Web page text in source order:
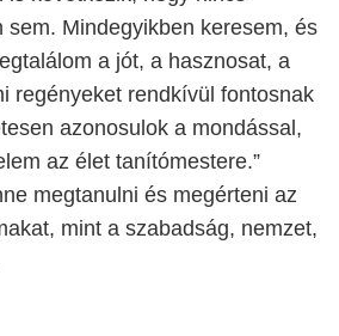
sem. Mindegyikben keresem, és
a jót, a hasznosat, a
regényeket rendkívül fontosnak
azonosulok a mondással,
az élet tanítómestere.”
megtanulni és megérteni az
mint a szabadság, nemzet,